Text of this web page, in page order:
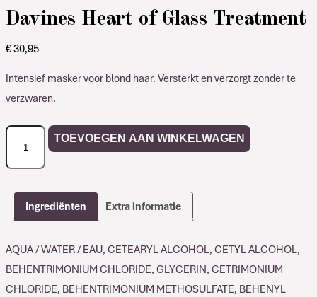
Davines Heart of Glass Treatment
€30,95
Intensief masker voor blond haar. Versterkt en verzorgt zonder te
verzwaren.
Davines
Heart
of
Treatment
aantal
TOEVOEGEN AAN WINKELWAGEN
Ingrediënten Extra informatie
AQUA / WATER / EAU, CETEARYL ALCOHOL, CETYL ALCOHOL,
BEHENTRIMONIUM CHLORIDE, GLYCERIN, CETRIMONIUM
CHLORIDE, BEHENTRIMONIUM METHOSULFATE, BEHENYL